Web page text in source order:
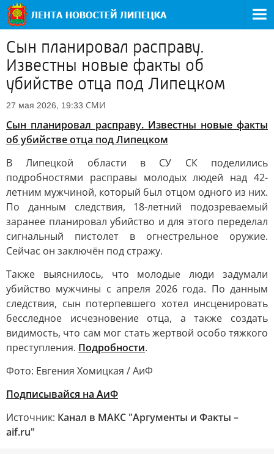
Сын планировал расправу.
Известны новые факты об
убийстве отца под Липецком
27 мая 2026, 19:33 СМИ
Сын планировал расправу. Известны новые факты
об убийстве отца под Липецком
В Липецкой области в СУ СК поделились
подробностями расправы молодых людей над 42-
летним мужчиной, который был отцом одного из них.
По данным следствия, 18-летний подозреваемый
заранее планировал убийство и для этого переделал
сигнальный пистолет в огнестрельное оружие.
Сейчас он заключён под стражу.
Также выяснилось, что молодые люди задумали
убийство мужчины с апреля 2026 года. По данным
следствия, сын потерпевшего хотел инсценировать
бесследное исчезновение отца, а также создать
видимость, что сам мог стать жертвой особо тяжкого
преступления. Подробности.
Фото: Евгения Хомицкая / АиФ
Подписывайся на АиФ
Источник: Канал в МАКС "Аргументы и Факты –
aif.ru"